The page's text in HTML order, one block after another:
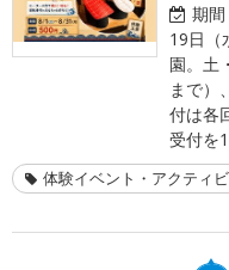
期間
19日（
園。土
まで）
付は各
受付を
体験イベント・アクティ